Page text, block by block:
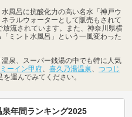
水風呂に抗酸化力の高い名水「神戸ウ
ラルウォーターとして販売もされて
流されています。また、神奈川県横
ミント水風呂」という一風変わった
泉、スーパー銭湯の中でも特に人気
ーイン甲府 喜久乃湯温泉
つつじ
運んでみてください。
年間ランキング2025